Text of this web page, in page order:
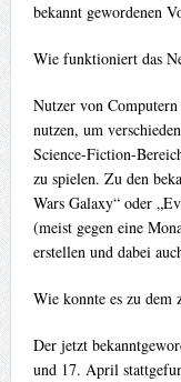
bekannt gewordenen
Wie funktioniert das
Nutzer von
nutzen, um
Science-Fiction-
zu spielen. Zu den
Wars Galaxy“ oder
(meist gegen eine
erstellen und dabei
Wie konnte es zu
Der jetzt
und 17. April